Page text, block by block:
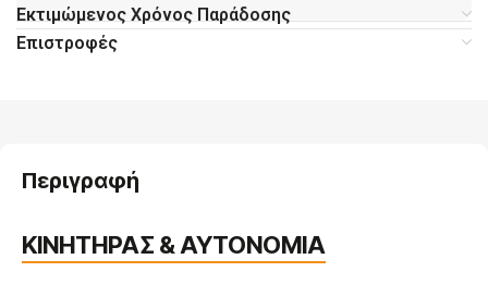
Εκτιμώμενος Χρόνος Παράδοσης
Επιστροφές
Περιγραφή
ΚΙΝΗΤΗΡΑΣ & ΑΥΤΟΝΟΜΙΑ